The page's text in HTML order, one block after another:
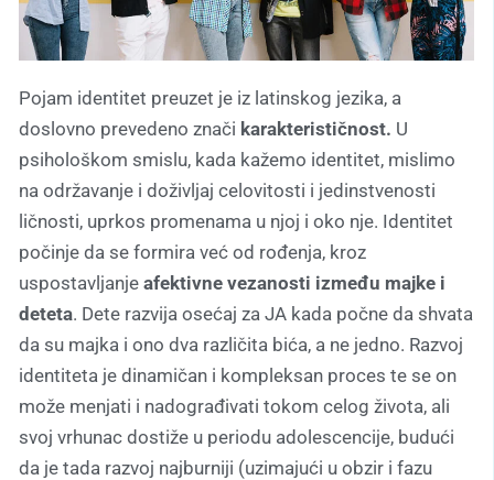
Pojam identitet preuzet je iz latinskog jezika, a
doslovno prevedeno znači karakterističnost. U
psihološkom smislu, kada kažemo identitet, mislimo
na održavanje i doživljaj celovitosti i jedinstvenosti
ličnosti, uprkos promenama u njoj i oko nje. Identitet
počinje da se formira već od rođenja, kroz
uspostavljanje afektivne vezanosti između majke i
deteta. Dete razvija osećaj za JA kada počne da shvata
da su majka i ono dva različita bića, a ne jedno. Razvoj
identiteta je dinamičan i kompleksan proces te se on
može menjati i nadograđivati tokom celog života, ali
svoj vrhunac dostiže u periodu adolescencije, budući
da je tada razvoj najburniji (uzimajući u obzir i fazu